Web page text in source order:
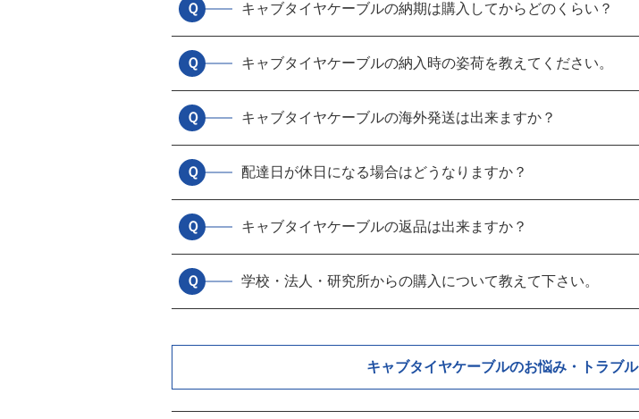
Ｑ キャブタイヤケーブルの納期は購入してからどのくらい？
Ｑ キャブタイヤケーブルの納入時の姿荷を教えてください。
Ｑ キャブタイヤケーブルの海外発送は出来ますか？
Ｑ 配達日が休日になる場合はどうなりますか？
Ｑ キャブタイヤケーブルの返品は出来ますか？
Ｑ 学校・法人・研究所からの購入について教えて下さい。
キャブタイヤケーブルのお悩み・トラブル